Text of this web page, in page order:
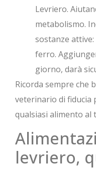
Levriero.
metabolismo.
sostanze
ferro.
giorno, darà
Ricorda sempre che
veterinario di fiducia
qualsiasi alimento al
levriero,